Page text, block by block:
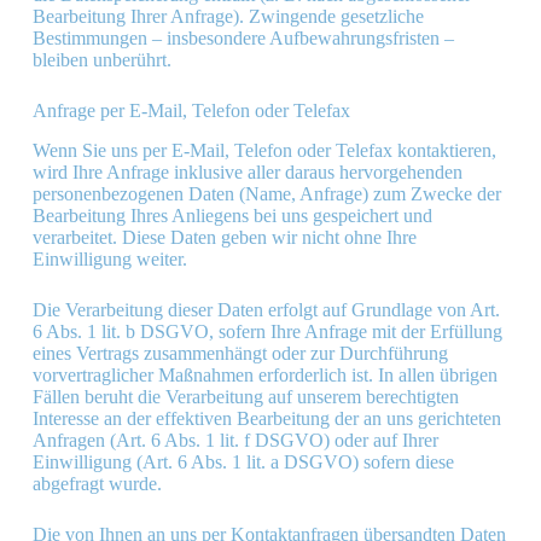
Bearbeitung Ihrer Anfrage). Zwingende gesetzliche
Bestimmungen – insbesondere Aufbewahrungsfristen –
bleiben unberührt.
Anfrage per E-Mail, Telefon oder Telefax
Wenn Sie uns per E-Mail, Telefon oder Telefax kontaktieren,
wird Ihre Anfrage inklusive aller daraus hervorgehenden
personenbezogenen Daten (Name, Anfrage) zum Zwecke der
Bearbeitung Ihres Anliegens bei uns gespeichert und
verarbeitet. Diese Daten geben wir nicht ohne Ihre
Einwilligung weiter.
Die Verarbeitung dieser Daten erfolgt auf Grundlage von Art.
6 Abs. 1 lit. b DSGVO, sofern Ihre Anfrage mit der Erfüllung
eines Vertrags zusammenhängt oder zur Durchführung
vorvertraglicher Maßnahmen erforderlich ist. In allen übrigen
Fällen beruht die Verarbeitung auf unserem berechtigten
Interesse an der effektiven Bearbeitung der an uns gerichteten
Anfragen (Art. 6 Abs. 1 lit. f DSGVO) oder auf Ihrer
Einwilligung (Art. 6 Abs. 1 lit. a DSGVO) sofern diese
abgefragt wurde.
Die von Ihnen an uns per Kontaktanfragen übersandten Daten